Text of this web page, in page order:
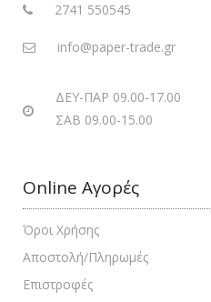
2741 550545
info@paper-trade.gr
ΔΕΥ-ΠΑΡ 09.00-17.00
ΣΑΒ 09.00-15.00
Online Αγορές
Όροι Χρήσης
Αποστολή/Πληρωμές
Επιστροφές